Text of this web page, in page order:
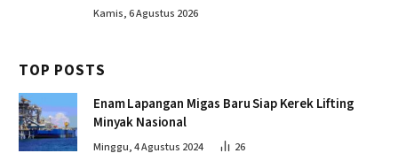
Kamis, 6 Agustus 2026
TOP POSTS
Enam Lapangan Migas Baru Siap Kerek Lifting
Minyak Nasional
Minggu, 4 Agustus 2024 26